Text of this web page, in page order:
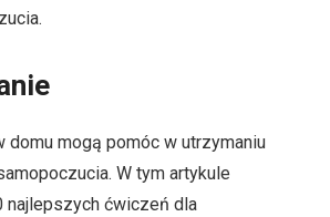
domu mogą pomóc w utrzymaniu
W tym artykule
ćwiczeń dla